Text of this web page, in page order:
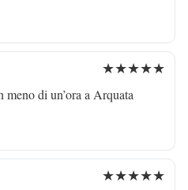
★★★★★
di un’ora a Arquata
★★★★★